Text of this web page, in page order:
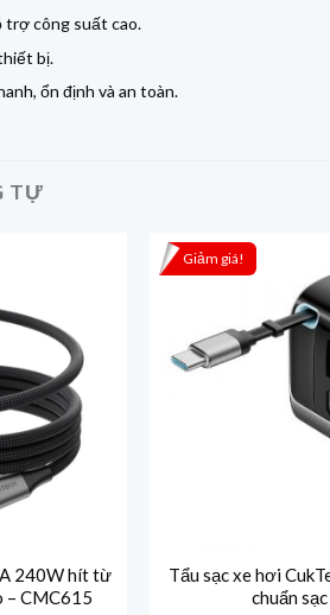
trợ công suất cao.
bị.
ổn định và an toàn.
TỰ
240W hít từ
CMC615
Giảm giá!
Tẩu sạc xe hơi
chuẩn